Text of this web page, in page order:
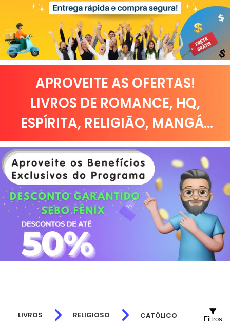
APROVEITE AS OFERTAS!
LIVROS DE ROMANCE, HQ,
ESPÍRITA, RELIGIÃO, MANGÁ...
LIVROS RELIGIOSO
CATÓLICO
Filtros